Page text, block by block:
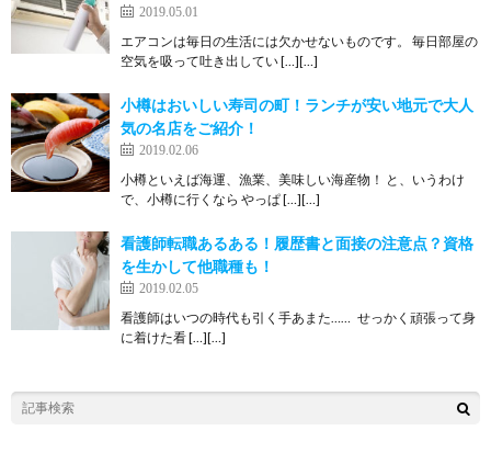
2019.05.01
エアコンは毎日の生活には欠かせないものです。 毎日部屋の
空気を吸って吐き出してい […][…]
小樽はおいしい寿司の町！ランチが安い地元で大人
気の名店をご紹介！
2019.02.06
小樽といえば海運、漁業、美味しい海産物！ と、いうわけ
で、小樽に行くなら やっぱ […][…]
看護師転職あるある！履歴書と面接の注意点？資格
を生かして他職種も！
2019.02.05
看護師はいつの時代も引く手あまた…… せっかく頑張って身
に着けた看 […][…]